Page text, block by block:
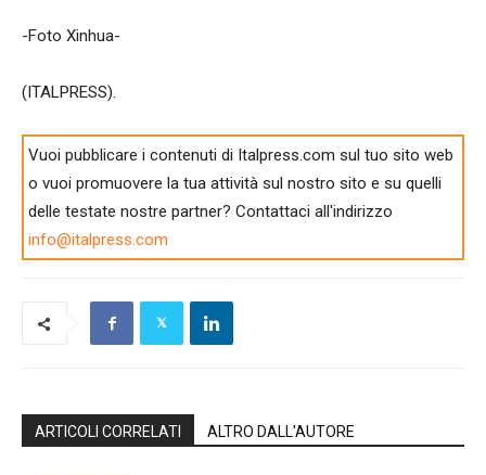
-Foto Xinhua-
(ITALPRESS).
Vuoi pubblicare i contenuti di Italpress.com sul tuo sito web
o vuoi promuovere la tua attività sul nostro sito e su quelli
delle testate nostre partner? Contattaci all'indirizzo
info@italpress.com
ARTICOLI CORRELATI ALTRO DALL'AUTORE